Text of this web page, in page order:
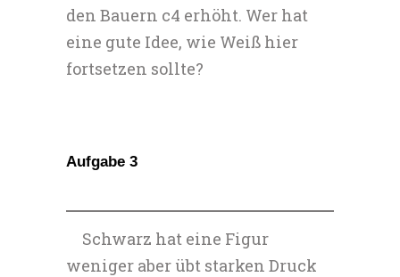
den Bauern c4 erhöht. Wer hat
eine gute Idee, wie Weiß hier
fortsetzen sollte?
Aufgabe 3
Schwarz hat eine Figur
weniger aber übt starken Druck